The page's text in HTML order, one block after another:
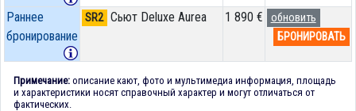
Раннее
бронирование
SR2 Сьют Deluxe Aurea 1 890 €
обновить
БРОНИРОВАТЬ
Примечание: описание кают, фото и мультимедиа информация, площадь
и характеристики носят справочный характер и могут отличаться от
фактических.